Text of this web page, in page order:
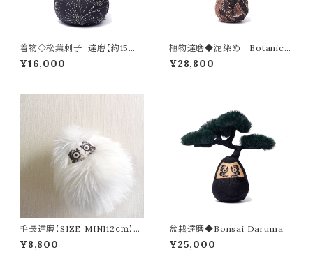
着物◇松葉刺子 達磨【約15㎝】
ーHand-embroidered Matsu
ba Sashiko
¥16,000
植物達磨◆泥染め Botanical
Daruma[Mad dyed]
¥28,800
毛長達磨【SIZE MINI12ｃｍ】再
販可◇八色
¥8,800
盆栽達磨◆Bonsai Daruma
¥25,000